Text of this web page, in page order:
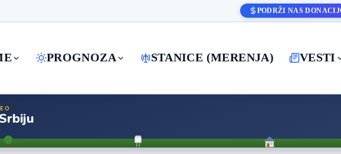
PODRŽI NAS
PROGNOZA STANICE (MERENJA) VESTI